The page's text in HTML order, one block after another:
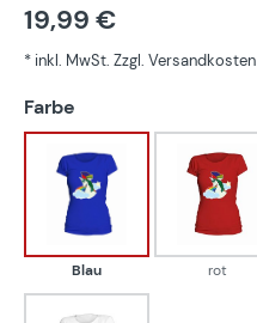
19,99 €
* inkl. MwSt. Zzgl. Versandkosten
Farbe
Blau
Blau
rot
rot